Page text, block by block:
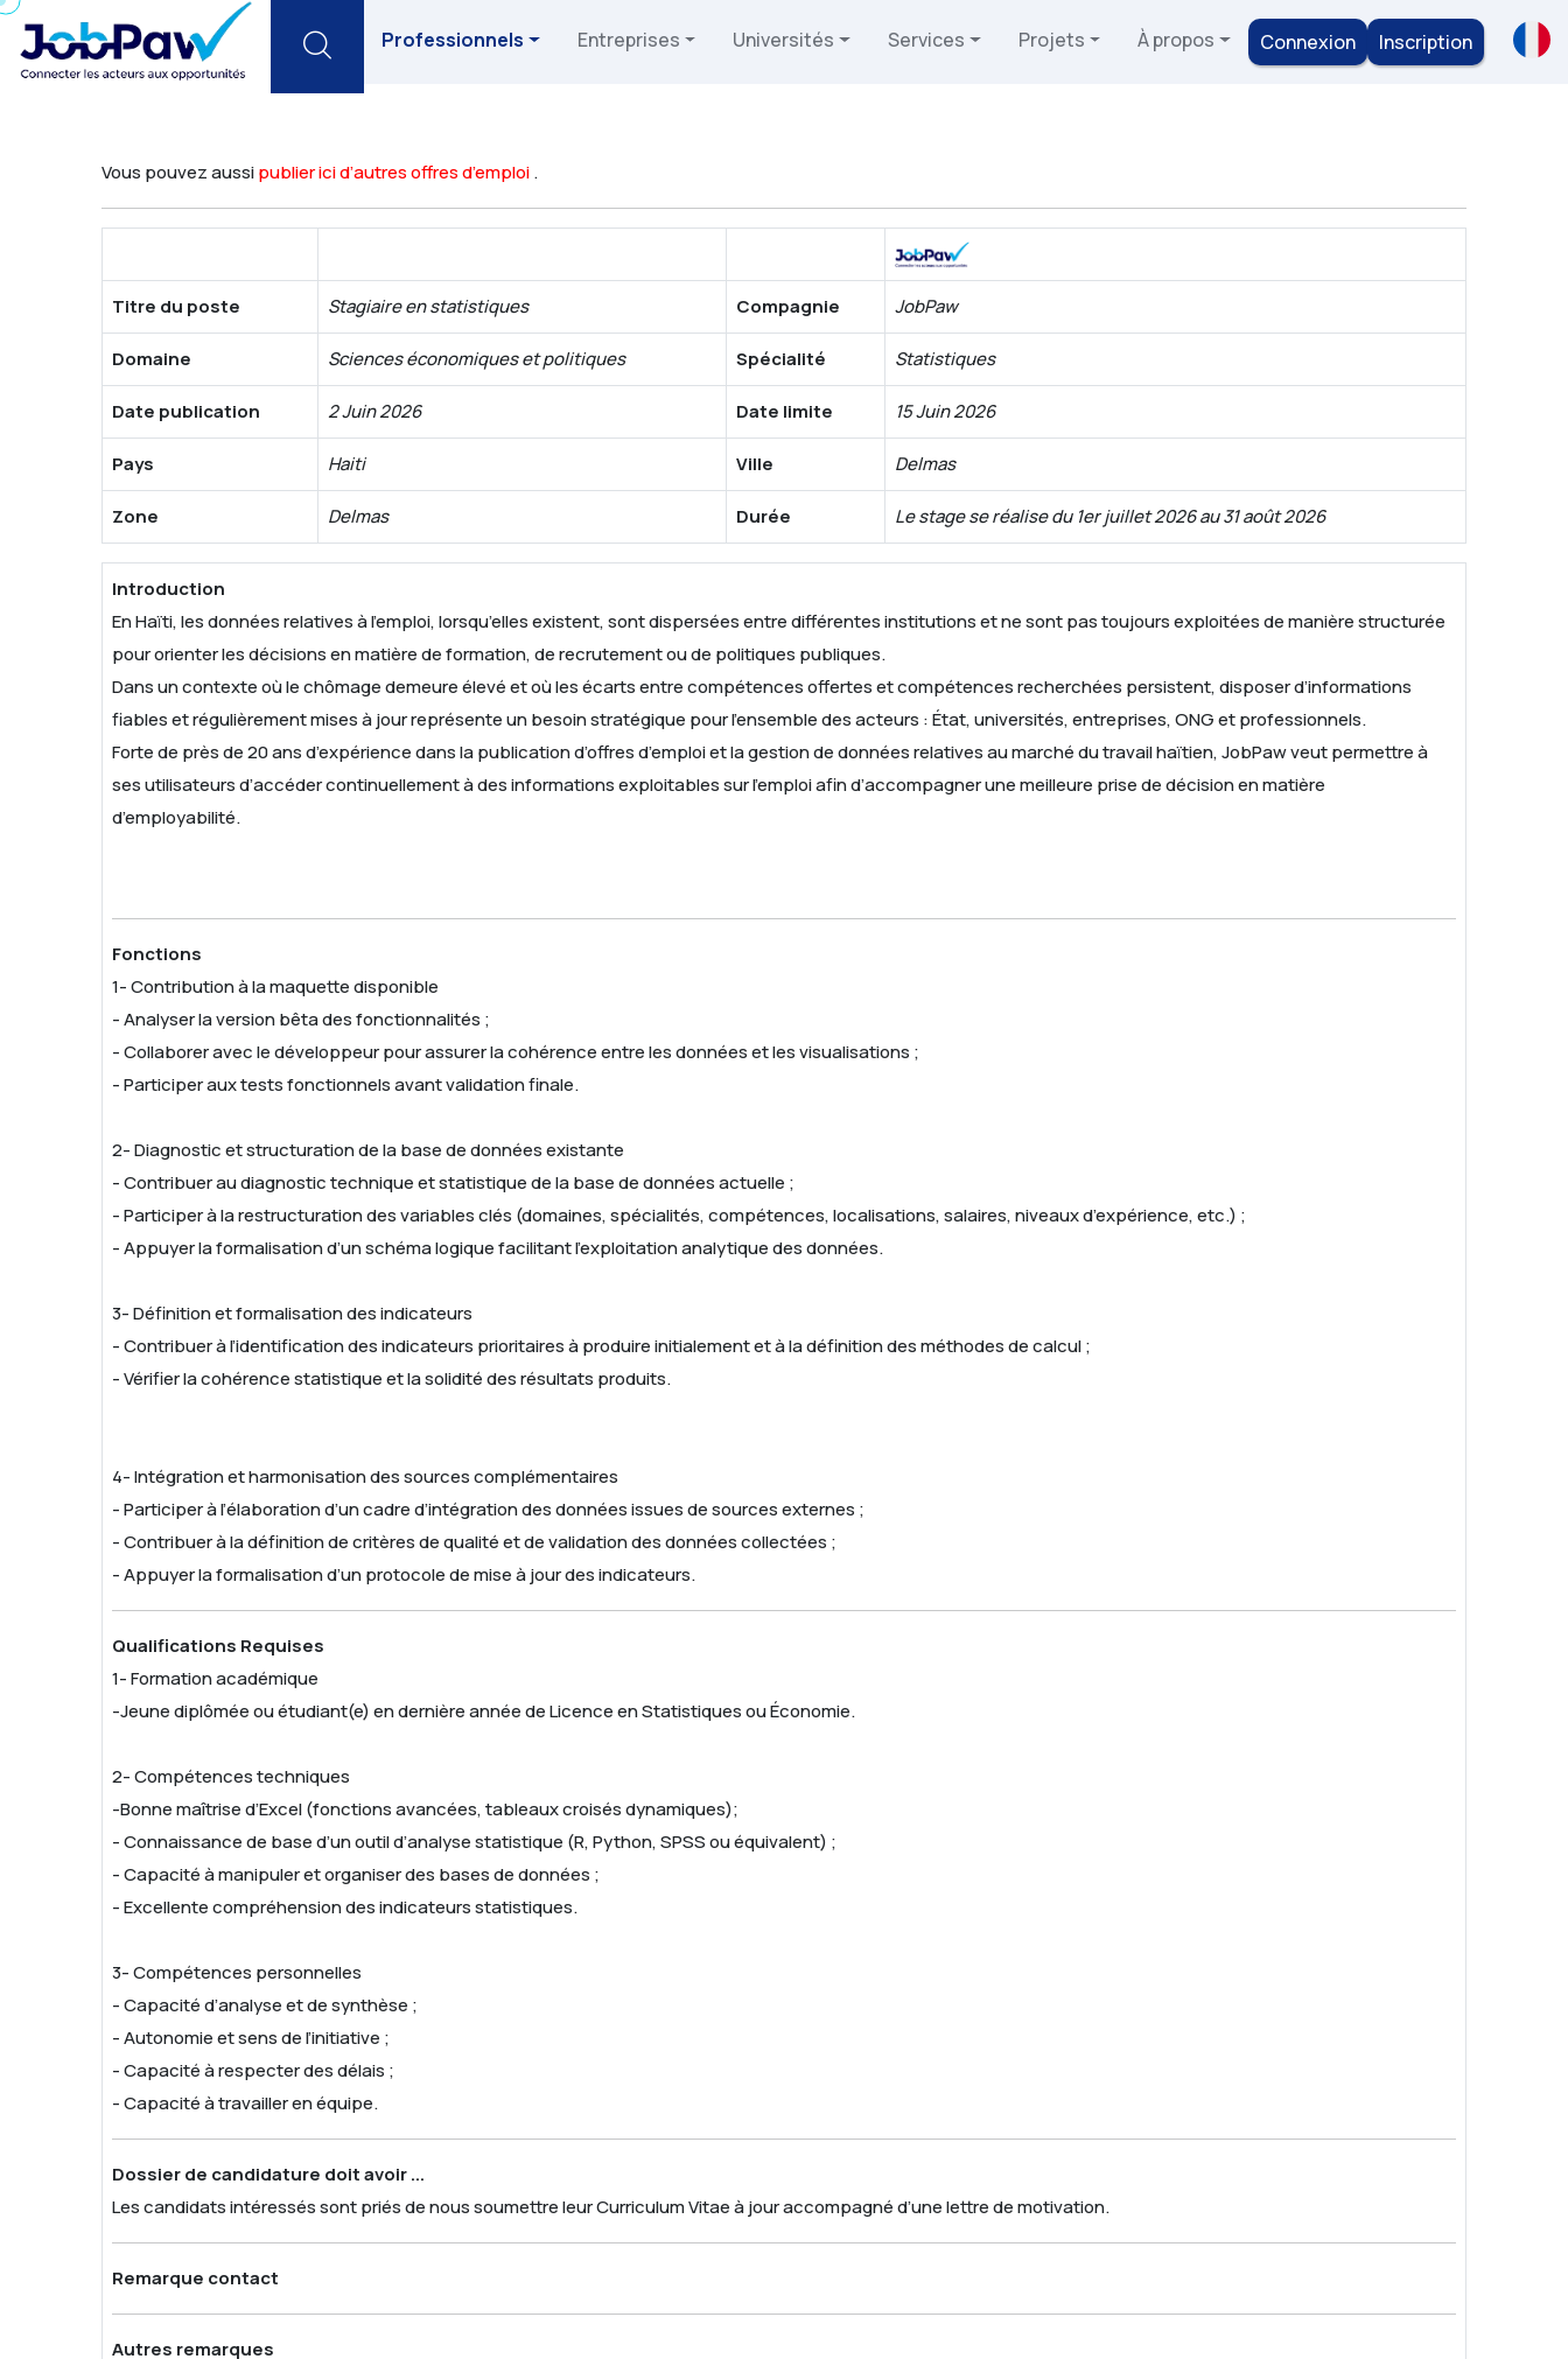
Search
Professionnels Entreprises Universités Services Projets À propos Connexion Inscription
Vous pouvez aussipublier ici d’autres offres d’emploi.
Titre du poste Stagiaire en statistiques Compagnie JobPaw
Domaine Sciences économiques et politiques Spécialité Statistiques
Date publication 2 Juin 2026 Date limite 15 Juin 2026
Pays Haiti Ville Delmas
Zone Delmas Durée Le stage se réalise du 1er juillet 2026 au 31 août 2026
Introduction
En Haïti, les données relatives à l’emploi, lorsqu’elles existent, sont dispersées entre différentes institutions et ne sont pas toujours exploitées de manière structurée
pour orienter les décisions en matière de formation, de recrutement ou de politiques publiques.
Dans un contexte où le chômage demeure élevé et où les écarts entre compétences offertes et compétences recherchées persistent, disposer d’informations
fiables et régulièrement mises à jour représente un besoin stratégique pour l’ensemble des acteurs : État, universités, entreprises, ONG et professionnels.
Forte de près de 20 ans d’expérience dans la publication d’offres d’emploi et la gestion de données relatives au marché du travail haïtien, JobPaw veut permettre à
ses utilisateurs d’accéder continuellement à des informations exploitables sur l’emploi afin d’accompagner une meilleure prise de décision en matière
d’employabilité.
Fonctions
1- Contribution à la maquette disponible
- Analyser la version bêta des fonctionnalités ;
- Collaborer avec le développeur pour assurer la cohérence entre les données et les visualisations ;
- Participer aux tests fonctionnels avant validation finale.
2- Diagnostic et structuration de la base de données existante
- Contribuer au diagnostic technique et statistique de la base de données actuelle ;
- Participer à la restructuration des variables clés (domaines, spécialités, compétences, localisations, salaires, niveaux d’expérience, etc.) ;
- Appuyer la formalisation d’un schéma logique facilitant l’exploitation analytique des données.
3- Définition et formalisation des indicateurs
- Contribuer à l’identification des indicateurs prioritaires à produire initialement et à la définition des méthodes de calcul ;
- Vérifier la cohérence statistique et la solidité des résultats produits.
4- Intégration et harmonisation des sources complémentaires
- Participer à l’élaboration d’un cadre d’intégration des données issues de sources externes ;
- Contribuer à la définition de critères de qualité et de validation des données collectées ;
- Appuyer la formalisation d’un protocole de mise à jour des indicateurs.
Qualifications Requises
1- Formation académique
-Jeune diplômée ou étudiant(e) en dernière année de Licence en Statistiques ou Économie.
2- Compétences techniques
-Bonne maîtrise d’Excel (fonctions avancées, tableaux croisés dynamiques);
- Connaissance de base d’un outil d’analyse statistique (R, Python, SPSS ou équivalent) ;
- Capacité à manipuler et organiser des bases de données ;
- Excellente compréhension des indicateurs statistiques.
3- Compétences personnelles
- Capacité d’analyse et de synthèse ;
- Autonomie et sens de l’initiative ;
- Capacité à respecter des délais ;
- Capacité à travailler en équipe.
Dossier de candidature doit avoir ...
Les candidats intéressés sont priés de nous soumettre leur Curriculum Vitae à jour accompagné d’une lettre de motivation.
Remarque contact
Autres remarques